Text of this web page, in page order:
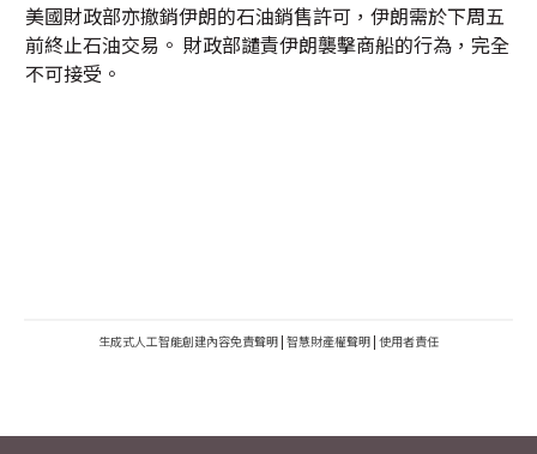
美國財政部亦撤銷伊朗的石油銷售許可，伊朗需於下周五
前終止石油交易。 財政部譴責伊朗襲擊商船的行為，完全
不可接受。
生成式人工智能創建內容免責聲明 | 智慧財產權聲明 | 使用者責任